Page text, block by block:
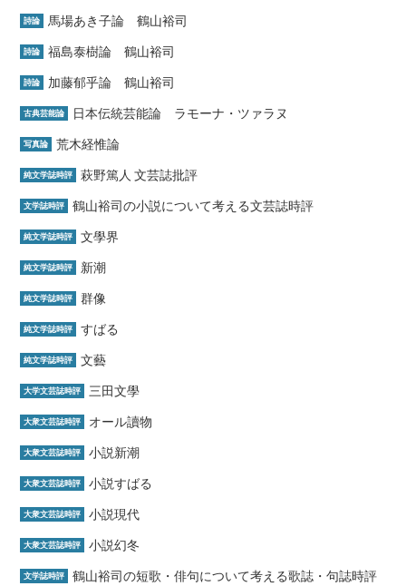
詩論 馬場あき子論 鶴山裕司
詩論 福島泰樹論 鶴山裕司
詩論 加藤郁乎論 鶴山裕司
古典芸能論 日本伝統芸能論 ラモーナ・ツァラヌ
写真論 荒木経惟論
純文学誌時評 萩野篤人 文芸誌批評
文学誌時評 鶴山裕司の小説について考える文芸誌時評
純文学誌時評 文學界
純文学誌時評 新潮
純文学誌時評 群像
純文学誌時評 すばる
純文学誌時評 文藝
大学文芸誌時評 三田文學
大衆文芸誌時評 オール讀物
大衆文芸誌時評 小説新潮
大衆文芸誌時評 小説すばる
大衆文芸誌時評 小説現代
大衆文芸誌時評 小説幻冬
文学誌時評 鶴山裕司の短歌・俳句について考える歌誌・句誌時評